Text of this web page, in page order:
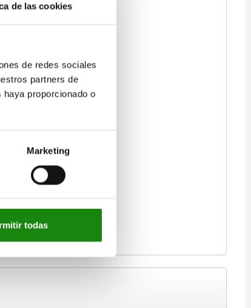
de las cookies
de redes sociales
partners de
proporcionado o
Marketing
todas